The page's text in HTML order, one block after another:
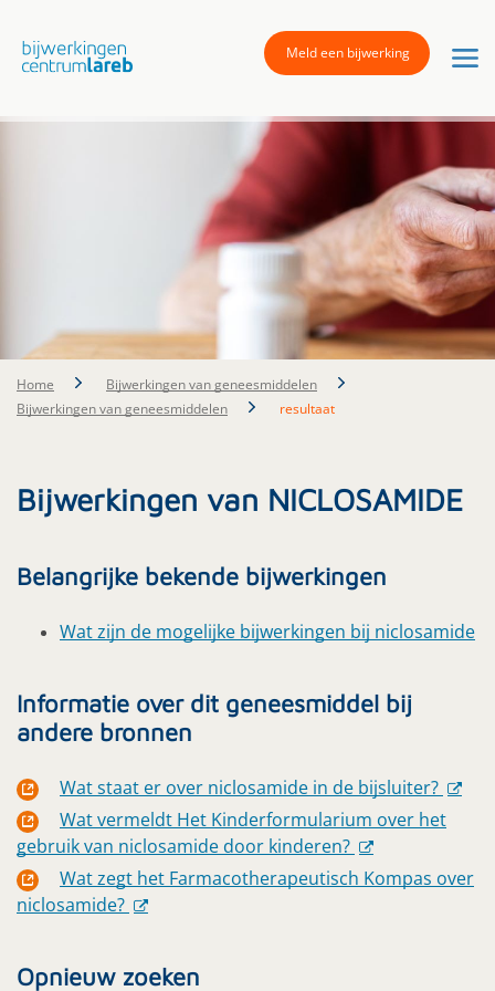
Meld een bijwerking
Home
Bijwerkingen van geneesmiddelen
Bijwerkingen van geneesmiddelen
resultaat
Bijwerkingen van NICLOSAMIDE
Belangrijke bekende bijwerkingen
Wat zijn de mogelijke bijwerkingen bij niclosamide
Informatie over dit geneesmiddel bij
andere bronnen
Wat staat er over niclosamide in de bijsluiter?
Wat vermeldt Het Kinderformularium over het
gebruik van niclosamide door kinderen?
Wat zegt het Farmacotherapeutisch Kompas over
niclosamide?
Opnieuw zoeken